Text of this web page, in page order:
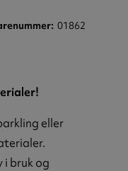
01862
eller
i bruk og